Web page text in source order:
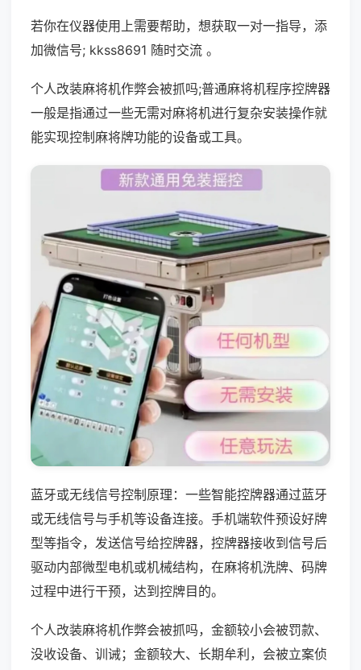
若你在仪器使用上需要帮助，想获取一对一指导，添
加微信号; kkss8691 随时交流 。
个人改装麻将机作弊会被抓吗;普通麻将机程序控牌器
一般是指通过一些无需对麻将机进行复杂安装操作就
能实现控制麻将牌功能的设备或工具。
蓝牙或无线信号控制原理：一些智能控牌器通过蓝牙
或无线信号与手机等设备连接。手机端软件预设好牌
型等指令，发送信号给控牌器，控牌器接收到信号后
驱动内部微型电机或机械结构，在麻将机洗牌、码牌
过程中进行干预，达到控牌目的。
个人改装麻将机作弊会被抓吗，金额较小会被罚款、
没收设备、训诫；金额较大、长期牟利，会被立案侦